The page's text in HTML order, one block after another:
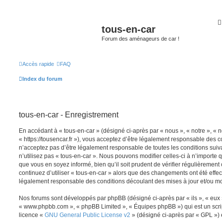
tous-en-car
Forum des aménageurs de car !
Accès rapide FAQ
Index du forum
tous-en-car - Enregistrement
En accédant à « tous-en-car » (désigné ci-après par « nous », « notre », «
« https://tousencar.fr »), vous acceptez d’être légalement responsable des
n’acceptez pas d’être légalement responsable de toutes les conditions
n’utilisez pas « tous-en-car ». Nous pouvons modifier celles-ci à n’importe
que vous en soyez informé, bien qu’il soit prudent de vérifier
continuez d’utiliser « tous-en-car » alors que des changements ont été
légalement responsable des conditions découlant des mises à jour et/ou
Nos forums sont développés par phpBB (désigné ci-après par « ils », «
« www.phpbb.com », « phpBB Limited », « Équipes phpBB ») qui est un
licence « GNU General Public License v2 » (désigné ci-après par « GPL